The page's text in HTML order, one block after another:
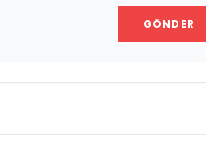
GÖNDER